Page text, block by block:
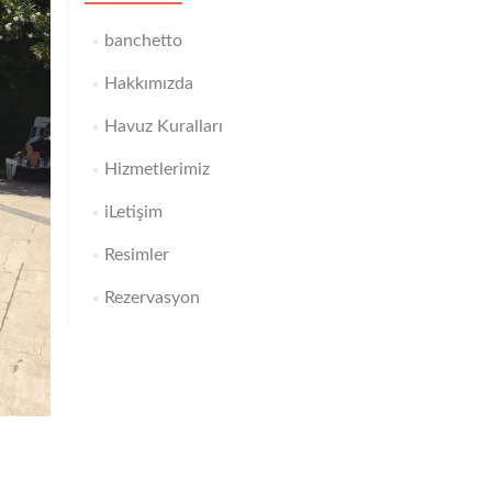
banchetto
Hakkımızda
Havuz Kuralları
Hizmetlerimiz
iLetişim
Resimler
Rezervasyon